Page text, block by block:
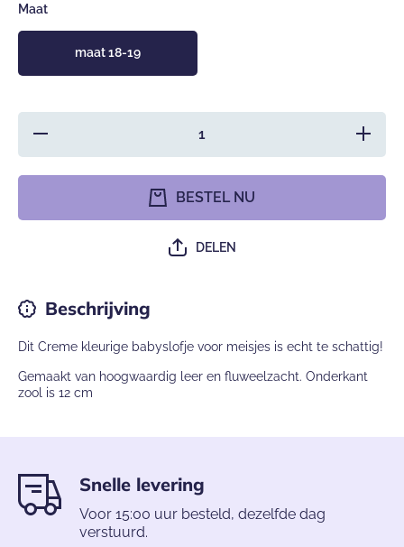
Maat
maat 18-19
Hoeveelheid
Cremekleurige
voor
BESTEL NU
DELEN
Beschrijving
Dit Creme kleurige babyslofje voor meisjes is echt te schattig!
Gemaakt van hoogwaardig leer en fluweelzacht. Onderkant
zool is 12 cm
Snelle levering
Voor 15:00 uur besteld, dezelfde dag
verstuurd.